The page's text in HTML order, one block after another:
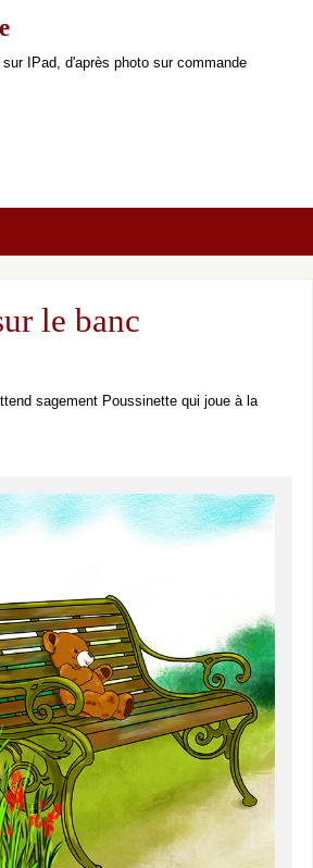
IPad, d'après photo sur commande
le banc
sagement Poussinette qui joue à la